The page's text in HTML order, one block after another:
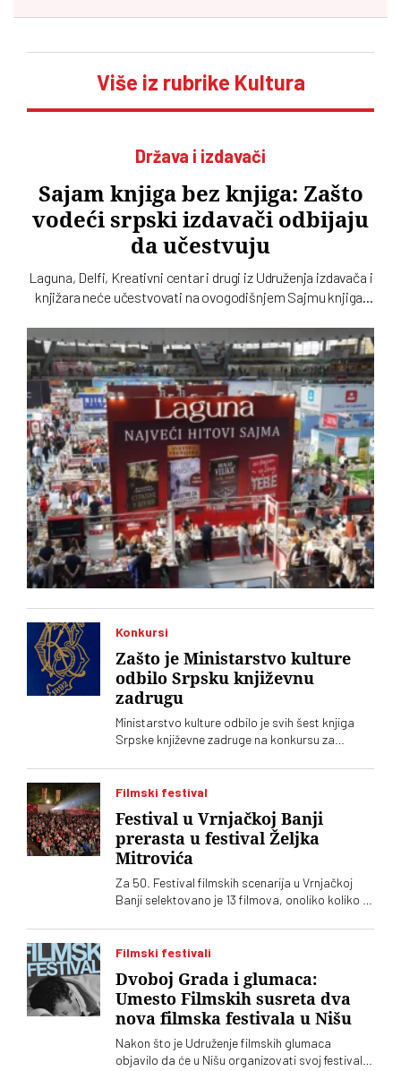
Više iz rubrike Kultura
Država i izdavači
Sajam knjiga bez knjiga: Zašto
vodeći srpski izdavači odbijaju
da učestvuju
Laguna, Delfi, Kreativni centar i drugi iz Udruženja izdavača i
knjižara neće učestvovati na ovogodišnjem Sajmu knjiga.
Geopopetika i drugi iz Udruženja profesionalnih izdavača
Konkursi
Zašto je Ministarstvo kulture
odbilo Srpsku književnu
zadrugu
Ministarstvo kulture odbilo je svih šest knjiga
Srpske književne zadruge na konkursu za
Podsetimo da je predsednik SKZ profesor Milo
Lompar
Filmski festival
Festival u Vrnjačkoj Banji
prerasta u festival Željka
Mitrovića
Za 50. Festival filmskih scenarija u Vrnjačkoj
Banji selektovano je 13 filmova, onoliko koliko ih
dominiraju filmovi Željka Mitrovića
Filmski festivali
Dvoboj Grada i glumaca:
Umesto Filmskih susreta dva
nova filmska festivala u Nišu
Nakon što je Udruženje filmskih glumaca
objavilo da će u Nišu organizovati svoj festival,